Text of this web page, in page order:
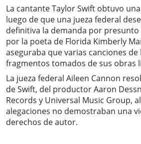
La cantante Taylor Swift obtuvo
luego de que una jueza federal
definitiva la demanda por
por la poeta de Florida Kimberly
aseguraba que varias canciones
fragmentos tomados de sus obras
La jueza federal Aileen Cannon
de Swift, del productor Aaron
Records y Universal Music Group,
alegaciones no demostraban una
derechos de autor.